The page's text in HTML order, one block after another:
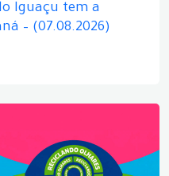
Iguaçu tem a
– (07.08.2026)